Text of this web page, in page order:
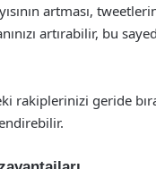
artması,
artırabilir, bu
geride